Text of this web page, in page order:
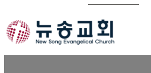
content